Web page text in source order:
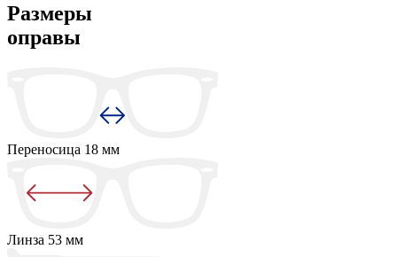
Размеры
оправы
Переносица 18 мм
Линза 53 мм